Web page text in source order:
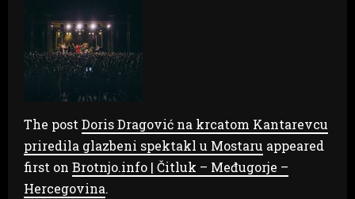
The post Doris Dragović na krcatom Kantarevcu
priredila glazbeni spektakl u Mostaru appeared
first on Brotnjo.info | Čitluk – Međugorje –
Hercegovina.